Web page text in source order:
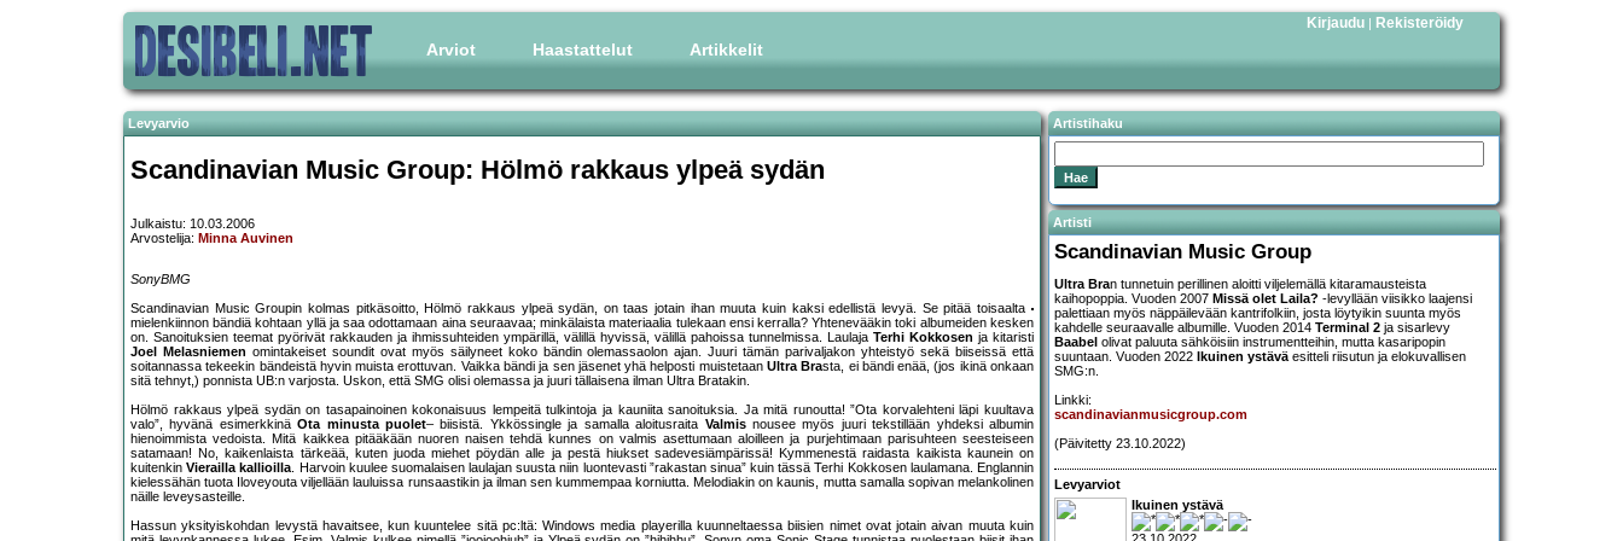
Arviot Haastattelut Artikkelit
Kirjaudu | Rekisteröidy
Levyarvio
Scandinavian Music Group: Hölmö rakkaus ylpeä sydän
Julkaistu: 10.03.2006
Arvostelija: Minna Auvinen
SonyBMG
Scandinavian Music Groupin kolmas pitkäsoitto, Hölmö rakkaus ylpeä sydän, on taas jotain ihan muuta kuin kaksi edellistä levyä. Se pitää toisaalta
mielenkiinnon bändiä kohtaan yllä ja saa odottamaan aina seuraavaa; minkälaista materiaalia tulekaan ensi kerralla? Yhtenevääkin toki albumeiden kesken
on. Sanoituksien teemat pyörivät rakkauden ja ihmissuhteiden ympärillä, välillä hyvissä, välillä pahoissa tunnelmissa. Laulaja Terhi Kokkosen ja kitaristi
Joel Melasniemen omintakeiset soundit ovat myös säilyneet koko bändin olemassaolon ajan. Juuri tämän parivaljakon yhteistyö sekä biiseissä että
soitannassa tekeekin bändeistä hyvin muista erottuvan. Vaikka bändi ja sen jäsenet yhä helposti muistetaan Ultra Brasta, ei bändi enää, (jos ikinä onkaan
sitä tehnyt,) ponnista UB:n varjosta. Uskon, että SMG olisi olemassa ja juuri tällaisena ilman Ultra Bratakin.
Hölmö rakkaus ylpeä sydän on tasapainoinen kokonaisuus lempeitä tulkintoja ja kauniita sanoituksia. Ja mitä runoutta! ”Ota korvalehteni läpi kuultava
valo”, hyvänä esimerkkinäOta minusta puolet– biisistä. Ykkössingle ja samalla aloitusraita Valmisnousee myös juuri tekstillään yhdeksi albumin
hienoimmista vedoista. Mitä kaikkea pitääkään nuoren naisen tehdä kunnes on valmis asettumaan aloilleen ja purjehtimaan parisuhteen seesteiseen
satamaan! No, kaikenlaista tärkeää, kuten juoda miehet pöydän alle ja pestä hiukset sadevesiämpärissä! Kymmenestä raidasta kaikista kaunein on
kuitenkinVierailla kallioilla. Harvoin kuulee suomalaisen laulajan suusta niin luontevasti ”rakastan sinua” kuin tässä Terhi Kokkosen laulamana. Englannin
kielessähän tuota Iloveyouta viljellään lauluissa runsaastikin ja ilman sen kummempaa korniutta. Melodiakin on kaunis, mutta samalla sopivan melankolinen
näille leveysasteille.
Hassun yksityiskohdan levystä havaitsee, kun kuuntelee sitä pc:ltä: Windows media playerilla kuunneltaessa biisien nimet ovat jotain aivan muuta kuin
Artistihaku
Artisti
Scandinavian Music Group
Ultra Bran tunnetuin perillinen aloitti viljelemällä kitaramausteista
kaihopoppia. Vuoden 2007 Missä olet Laila? -levyllään viisikko laajensi
palettiaan myös näppäilevään kantrifolkiin, josta löytyikin suunta myös
kahdelle seuraavalle albumille. Vuoden 2014 Terminal 2 ja sisarlevy
Baabel olivat paluuta sähköisiin instrumentteihin, mutta kasaripopin
suuntaan. Vuoden 2022
Ikuinen ystäväesitteli riisutun ja elokuvallisen
SMG:n.
Linkki:
scandinavianmusicgroup.com
(Päivitetty 23.10.2022)
Levyarviot
Ikuinen ystävä